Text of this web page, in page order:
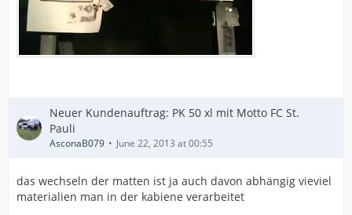
Neuer Kundenauftrag: PK 50 xl mit Motto FC St.
Pauli
AsconaB079 June 22, 2013 at 00:55
das wechseln der matten ist ja auch davon abhängig vieviel
materialien man in der kabiene verarbeitet